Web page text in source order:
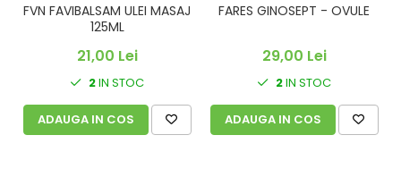
FVN FAVIBALSAM ULEI MASAJ
125ML
21,00 Lei
2IN STOC
ADAUGA IN COS
FARES GINOSEPT - OVULE
29,00 Lei
2IN STOC
ADAUGA IN COS